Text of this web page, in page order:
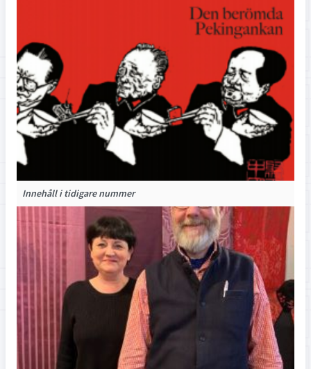
Innehåll i tidigare nummer